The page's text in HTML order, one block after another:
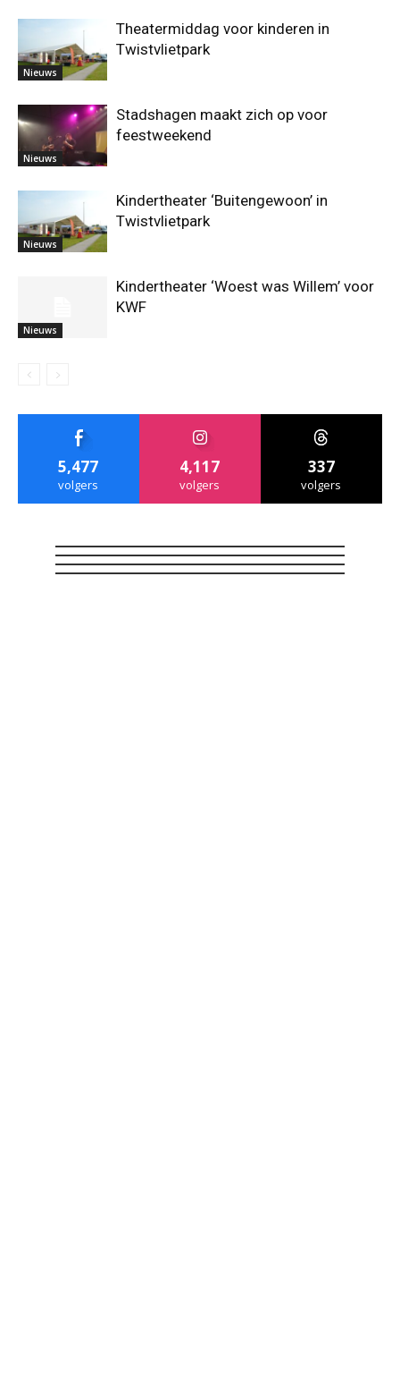
Nieuws
Theatermiddag voor kinderen in
Twistvlietpark
Nieuws
Stadshagen maakt zich op voor
feestweekend
Nieuws
Kindertheater ‘Buitengewoon’ in
Twistvlietpark
Nieuws
Kindertheater ‘Woest was Willem’ voor
KWF
5,477
volgers
4,117
volgers
337
volgers